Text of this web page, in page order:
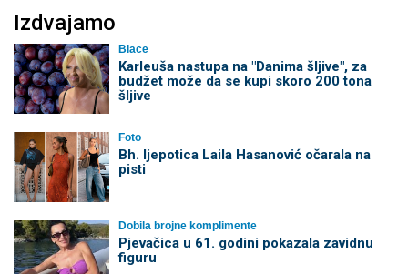
Izdvajamo
Blace
Karleuša nastupa na "Danima šljive", za
budžet može da se kupi skoro 200 tona
šljive
Foto
Bh. ljepotica Laila Hasanović očarala na
pisti
Dobila brojne komplimente
Pjevačica u 61. godini pokazala zavidnu
figuru